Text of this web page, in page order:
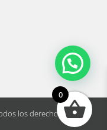
los derechos
0